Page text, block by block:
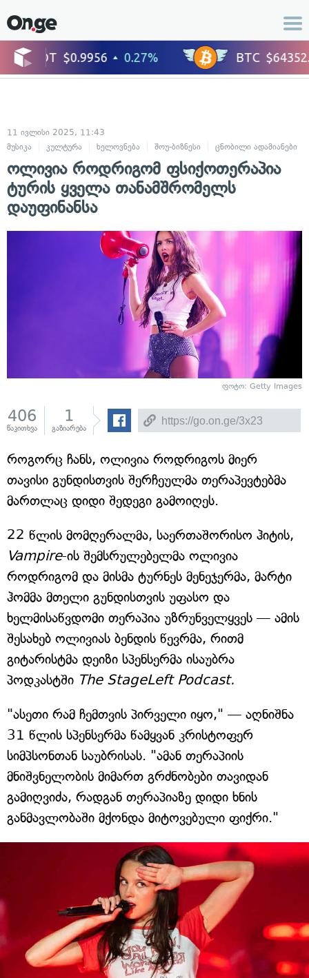
11 ივლისი 2025, 11:43
მუსიკა
კულტურა ხელოვნება შოუ-ბიზნესი ცნობილი ადამიანები
ოლივია როდრიგომ ფსიქოთერაპია
ტურის ყველა თანამშრომელს
დაუფინანსა
ფოტო: Getty Images
406
წაკითხვა
1
გაზიარება
როგორც ჩანს, ოლივია როდრიგოს მიერ
თავისი გუნდისთვის შერჩეულმა თერაპევტებმა
მართლაც დიდი შედეგი გამოიღეს.
22 წლის მომღერალმა, საერთაშორისო ჰიტის,
Vampire-ის შემსრულებელმა ოლივია
როდრიგომ და მისმა ტურნეს მენეჯერმა, მარტი
ჰომმა მთელი გუნდისთვის უფასო და
ხელმისაწვდომი თერაპია უზრუნველყვეს — ამის
შესახებ ოლივიას ბენდის წევრმა, რითმ
გიტარისტმა დეიზი სპენსერმა ისაუბრა
პოდკასტში The StageLeft Podcast.
"ასეთი რამ ჩემთვის პირველი იყო," — აღნიშნა
31 წლის სპენსერმა წამყვან კრისტოფერ
სიმპსონთან საუბრისას. "ამან თერაპიის
მნიშვნელობის მიმართ გრძნობები თავიდან
გამიღვიძა, რადგან თერაპიაზე დიდი ხნის
განმავლობაში მქონდა მიტოვებული ფიქრი."